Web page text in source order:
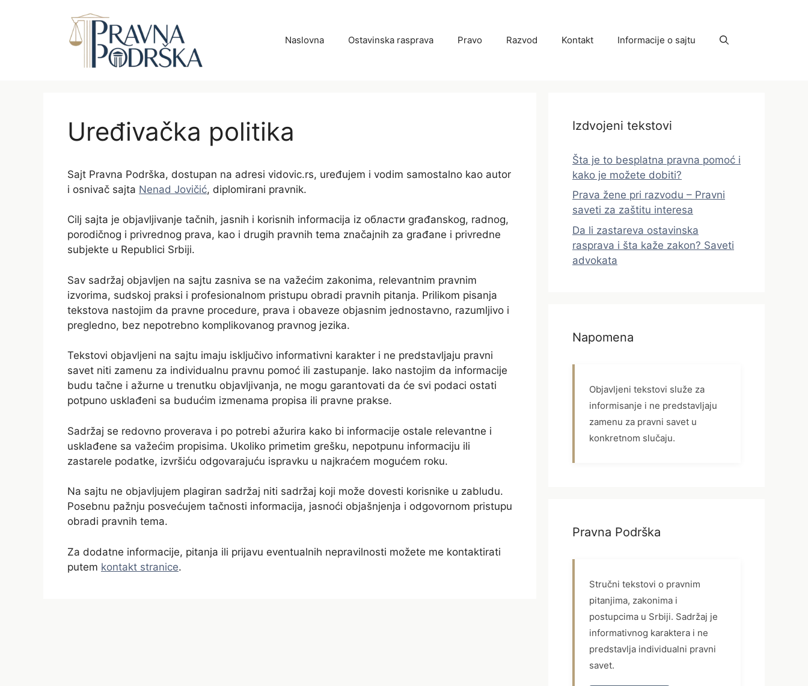
Naslovna Ostavinska rasprava Pravo Razvod Kontakt Informacije o sajtu
Uređivačka politika
Sajt Pravna Podrška, dostupan na adresi vidovic.rs, uređujem i vodim samostalno kao autor
i osnivač sajta Nenad Jovičić, diplomirani pravnik.
Cilj sajta je objavljivanje tačnih, jasnih i korisnih informacija iz области građanskog, radnog,
porodičnog i privrednog prava, kao i drugih pravnih tema značajnih za građane i privredne
subjekte u Republici Srbiji.
Sav sadržaj objavljen na sajtu zasniva se na važećim zakonima, relevantnim pravnim
izvorima, sudskoj praksi i profesionalnom pristupu obradi pravnih pitanja. Prilikom pisanja
tekstova nastojim da pravne procedure, prava i obaveze objasnim jednostavno, razumljivo i
pregledno, bez nepotrebno komplikovanog pravnog jezika.
Tekstovi objavljeni na sajtu imaju isključivo informativni karakter i ne predstavljaju pravni
savet niti zamenu za individualnu pravnu pomoć ili zastupanje. Iako nastojim da informacije
budu tačne i ažurne u trenutku objavljivanja, ne mogu garantovati da će svi podaci ostati
potpuno usklađeni sa budućim izmenama propisa ili pravne prakse.
Sadržaj se redovno proverava i po potrebi ažurira kako bi informacije ostale relevantne i
usklađene sa važećim propisima. Ukoliko primetim grešku, nepotpunu informaciju ili
zastarele podatke, izvršiću odgovarajuću ispravku u najkraćem mogućem roku.
Na sajtu ne objavljujem plagiran sadržaj niti sadržaj koji može dovesti korisnike u zabludu.
Posebnu pažnju posvećujem tačnosti informacija, jasnoći objašnjenja i odgovornom pristupu
obradi pravnih tema.
Za dodatne informacije, pitanja ili prijavu eventualnih nepravilnosti možete me kontaktirati
putem kontakt stranice.
Izdvojeni tekstovi
Šta je to besplatna pravna pomoć i
kako je možete dobiti?
Prava žene pri razvodu – Pravni
saveti za zaštitu interesa
Da li zastareva ostavinska
rasprava i šta kaže zakon? Saveti
advokata
Napomena
Objavljeni tekstovi služe za
informisanje i ne predstavljaju
zamenu za pravni savet u
konkretnom slučaju.
Pravna Podrška
Stručni tekstovi o pravnim
pitanjima, zakonima i
postupcima u Srbiji. Sadržaj je
informativnog karaktera i ne
predstavlja individualni pravni
savet.